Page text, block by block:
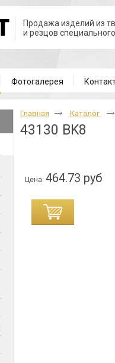
Продажа изделий из
и резцов
Фотогалерея
Главная Каталог
43130 BK8
Цена:464.73 руб